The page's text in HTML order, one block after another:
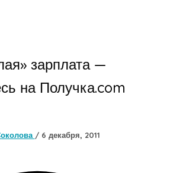
зарплата —
на Получка.com
/ 6 декабря, 2011